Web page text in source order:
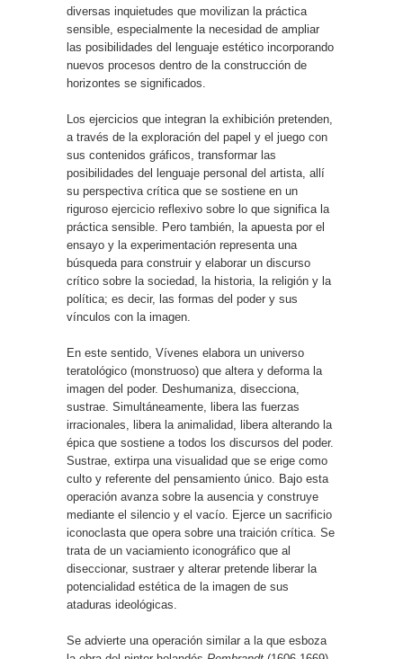
diversas inquietudes que movilizan la práctica
sensible, especialmente la necesidad de ampliar
las posibilidades del lenguaje estético incorporando
nuevos procesos dentro de la construcción de
horizontes se significados.
Los ejercicios que integran la exhibición pretenden,
a través de la exploración del papel y el juego con
sus contenidos gráficos, transformar las
posibilidades del lenguaje personal del artista, allí
su perspectiva crítica que se sostiene en un
riguroso ejercicio reflexivo sobre lo que significa la
práctica sensible. Pero también, la apuesta por el
ensayo y la experimentación representa una
búsqueda para construir y elaborar un discurso
crítico sobre la sociedad, la historia, la religión y la
política; es decir, las formas del poder y sus
vínculos con la imagen.
En este sentido, Vívenes elabora un universo
teratológico (monstruoso) que altera y deforma la
imagen del poder. Deshumaniza, disecciona,
sustrae. Simultáneamente, libera las fuerzas
irracionales, libera la animalidad, libera alterando la
épica que sostiene a todos los discursos del poder.
Sustrae, extirpa una visualidad que se erige como
culto y referente del pensamiento único. Bajo esta
operación avanza sobre la ausencia y construye
mediante el silencio y el vacío. Ejerce un sacrificio
iconoclasta que opera sobre una traición crítica. Se
trata de un vaciamiento iconográfico que al
diseccionar, sustraer y alterar pretende liberar la
potencialidad estética de la imagen de sus
ataduras ideológicas.
Se advierte una operación similar a la que esboza